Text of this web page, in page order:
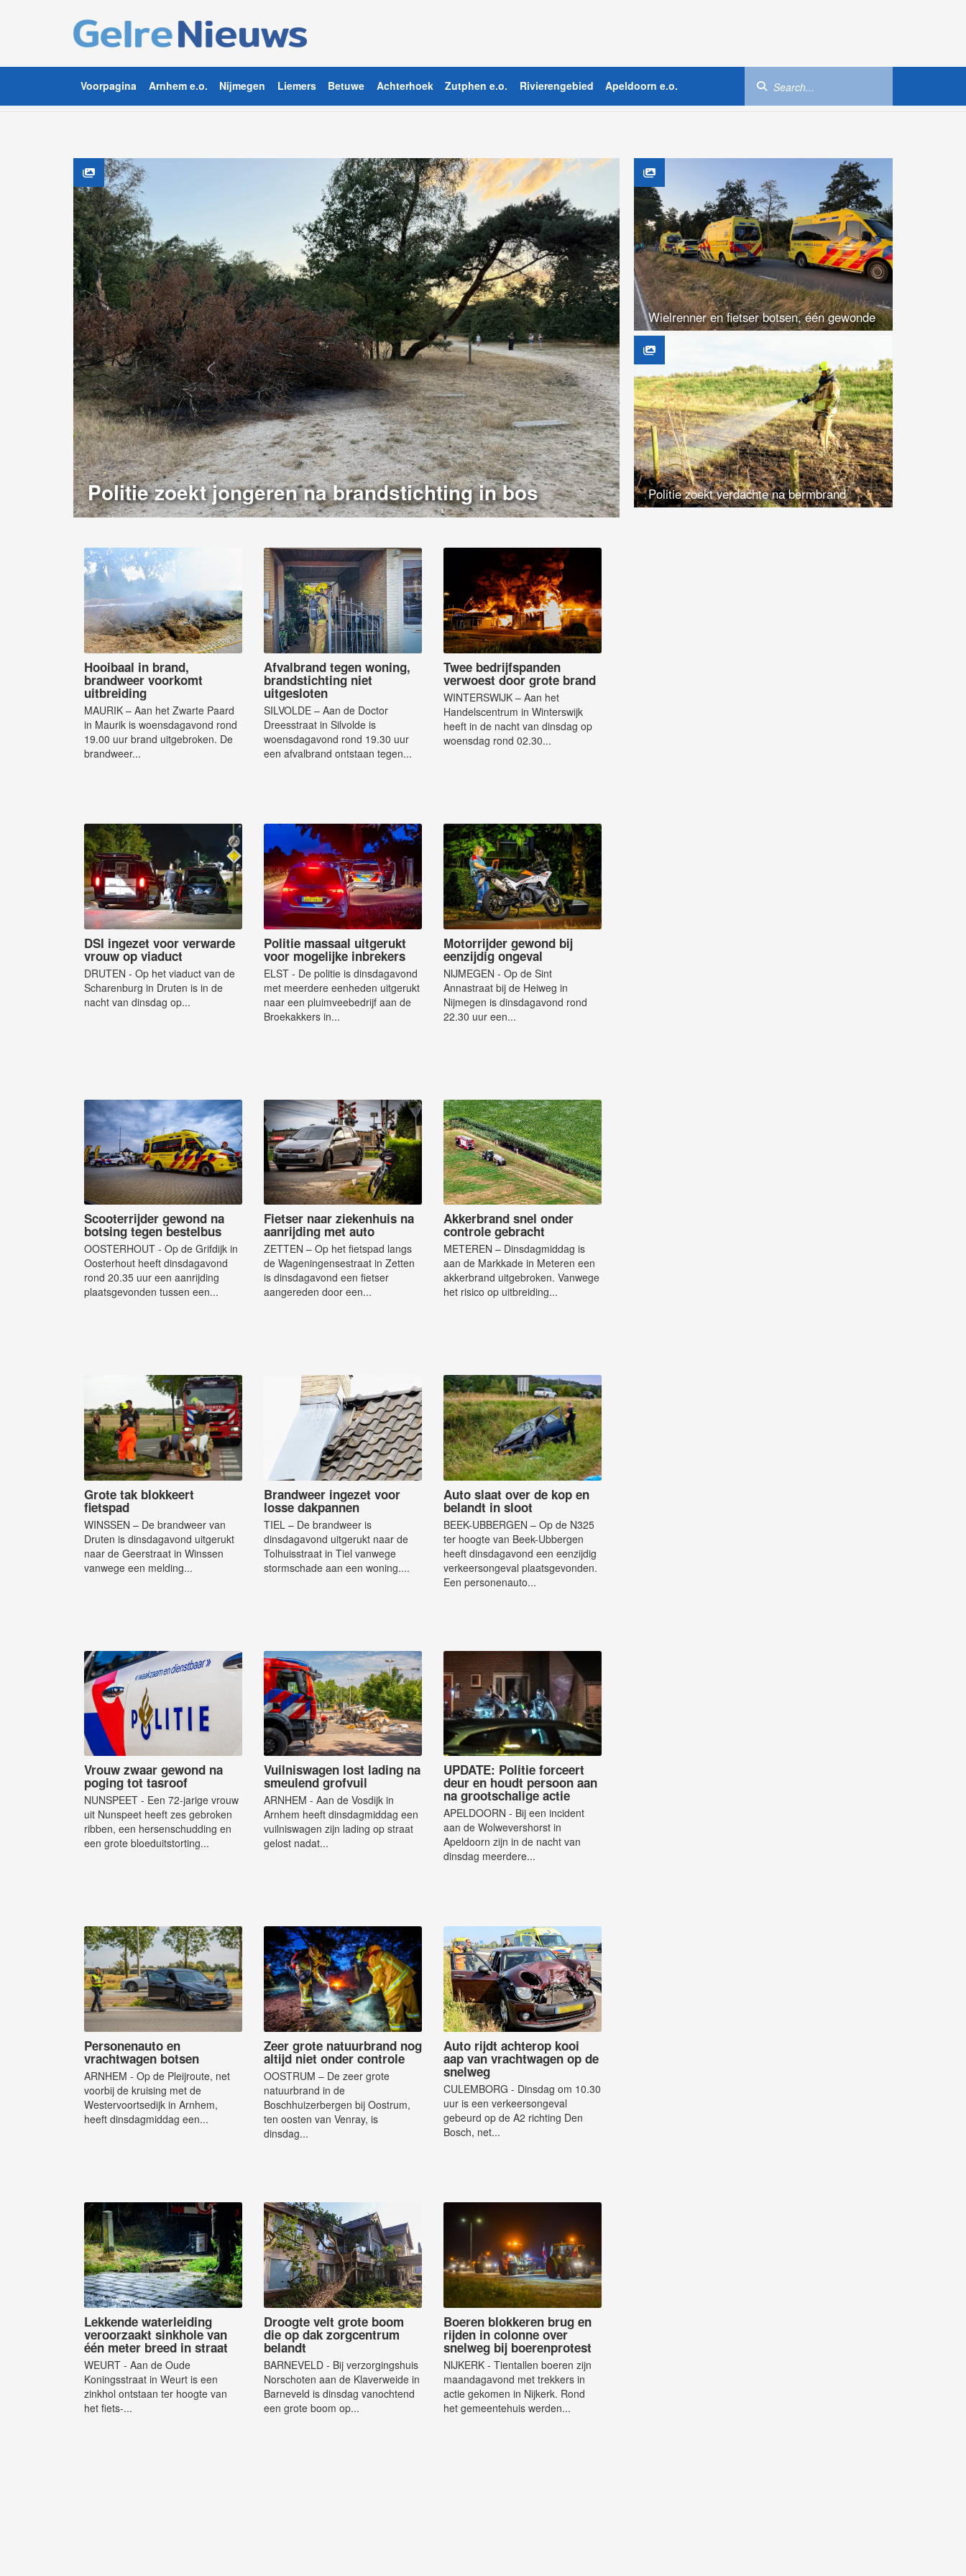
Voorpagina Arnhem e.o. Nijmegen Liemers Betuwe Achterhoek Zutphen e.o. Rivierengebied Apeldoorn e.o.
Politie zoekt jongeren na brandstichting in bos
Wielrenner en fietser botsen, één gewonde
Politie zoekt verdachte na bermbrand
Hooibaal in brand,
brandweer voorkomt
uitbreiding
MAURIK – Aan het Zwarte Paard
in Maurik is woensdagavond rond
19.00 uur brand uitgebroken. De
brandweer...
Afvalbrand tegen woning,
brandstichting niet
uitgesloten
SILVOLDE – Aan de Doctor
Dreesstraat in Silvolde is
woensdagavond rond 19.30 uur
een afvalbrand ontstaan tegen...
Twee bedrijfspanden
verwoest door grote brand
WINTERSWIJK – Aan het
Handelscentrum in Winterswijk
heeft in de nacht van dinsdag op
woensdag rond 02.30...
DSI ingezet voor verwarde
vrouw op viaduct
DRUTEN - Op het viaduct van de
Scharenburg in Druten is in de
nacht van dinsdag op...
Politie massaal uitgerukt
voor mogelijke inbrekers
ELST - De politie is dinsdagavond
met meerdere eenheden uitgerukt
naar een pluimveebedrijf aan de
Broekakkers in...
Motorrijder gewond bij
eenzijdig ongeval
NIJMEGEN - Op de Sint
Annastraat bij de Heiweg in
Nijmegen is dinsdagavond rond
22.30 uur een...
Scooterrijder gewond na
botsing tegen bestelbus
OOSTERHOUT - Op de Grifdijk in
Oosterhout heeft dinsdagavond
rond 20.35 uur een aanrijding
plaatsgevonden tussen een...
Fietser naar ziekenhuis na
aanrijding met auto
ZETTEN – Op het fietspad langs
de Wageningensestraat in Zetten
is dinsdagavond een fietser
aangereden door een...
Akkerbrand snel onder
controle gebracht
METEREN – Dinsdagmiddag is
aan de Markkade in Meteren een
akkerbrand uitgebroken. Vanwege
het risico op uitbreiding...
Grote tak blokkeert
fietspad
WINSSEN – De brandweer van
Druten is dinsdagavond uitgerukt
naar de Geerstraat in Winssen
vanwege een melding...
Brandweer ingezet voor
losse dakpannen
TIEL – De brandweer is
dinsdagavond uitgerukt naar de
Tolhuisstraat in Tiel vanwege
stormschade aan een woning....
Auto slaat over de kop en
belandt in sloot
BEEK-UBBERGEN – Op de N325
ter hoogte van Beek-Ubbergen
heeft dinsdagavond een eenzijdig
verkeersongeval plaatsgevonden.
Een personenauto...
Vrouw zwaar gewond na
poging tot tasroof
NUNSPEET - Een 72-jarige vrouw
uit Nunspeet heeft zes gebroken
ribben, een hersenschudding en
een grote bloeduitstorting...
Vuilniswagen lost lading na
smeulend grofvuil
ARNHEM - Aan de Vosdijk in
Arnhem heeft dinsdagmiddag een
vuilniswagen zijn lading op straat
gelost nadat...
UPDATE: Politie forceert
deur en houdt persoon aan
na grootschalige actie
APELDOORN - Bij een incident
aan de Wolwevershorst in
Apeldoorn zijn in de nacht van
dinsdag meerdere...
Personenauto en
vrachtwagen botsen
ARNHEM - Op de Pleijroute, net
voorbij de kruising met de
Westervoortsedijk in Arnhem,
heeft dinsdagmiddag een...
Zeer grote natuurbrand nog
altijd niet onder controle
OOSTRUM – De zeer grote
natuurbrand in de
Boschhuizerbergen bij Oostrum,
ten oosten van Venray, is
dinsdag...
Auto rijdt achterop kooi
aap van vrachtwagen op de
snelweg
CULEMBORG - Dinsdag om 10.30
uur is een verkeersongeval
gebeurd op de A2 richting Den
Bosch, net...
Lekkende waterleiding
veroorzaakt sinkhole van
één meter breed in straat
WEURT - Aan de Oude
Koningsstraat in Weurt is een
zinkhol ontstaan ter hoogte van
het fiets-...
Droogte velt grote boom
die op dak zorgcentrum
belandt
BARNEVELD - Bij verzorgingshuis
Norschoten aan de Klaverweide in
Barneveld is dinsdag vanochtend
een grote boom op...
Boeren blokkeren brug en
rijden in colonne over
snelweg bij boerenprotest
NIJKERK - Tientallen boeren zijn
maandagavond met trekkers in
actie gekomen in Nijkerk. Rond
het gemeentehuis werden...